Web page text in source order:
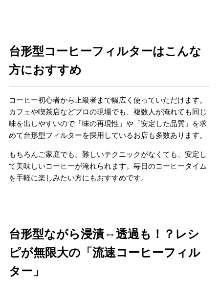
台形型コーヒーフィルターはこんな
方におすすめ
コーヒー初心者から上級者まで幅広く使っていただけます。
カフェや喫茶店などプロの現場でも、複数人が淹れても同じ
味を出しやすいので「味の再現性」や「安定した品質」を求
めて台形型フィルターを採用しているお店も多数あります。
もちろんご家庭でも。難しいテクニックがなくても、安定し
て美味しいコーヒーが淹れられます。毎日のコーヒータイム
を手軽に楽しみたい方にもおすすめです。
台形型ながら浸漬⇔透過も！？レシ
ピが無限大の「流速コーヒーフィル
ター」